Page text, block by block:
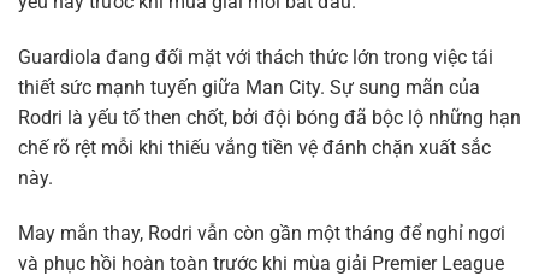
Guardiola đang đối mặt với thách thức lớn trong việc tái
thiết sức mạnh tuyến giữa Man City. Sự sung mãn của
Rodri là yếu tố then chốt, bởi đội bóng đã bộc lộ những hạn
chế rõ rệt mỗi khi thiếu vắng tiền vệ đánh chặn xuất sắc
này.
May mắn thay, Rodri vẫn còn gần một tháng để nghỉ ngơi
và phục hồi hoàn toàn trước khi mùa giải Premier League